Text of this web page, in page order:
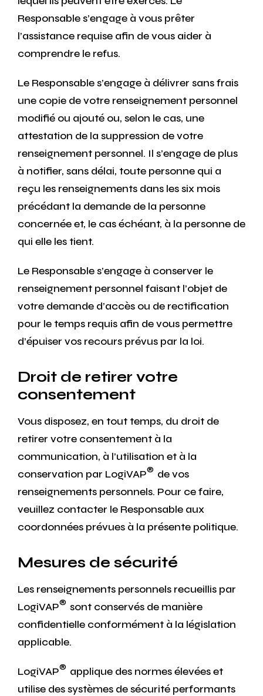
Responsable s’engage à vous prêter
l’assistance requise afin de vous aider à
comprendre le refus.
Le Responsable s’engage à délivrer sans frais
une copie de votre renseignement personnel
modifié ou ajouté ou, selon le cas, une
attestation de la suppression de votre
renseignement personnel. Il s’engage de plus
à notifier, sans délai, toute personne qui a
reçu les renseignements dans les six mois
précédant la demande de la personne
concernée et, le cas échéant, à la personne de
qui elle les tient.
Le Responsable s’engage à conserver le
renseignement personnel faisant l’objet de
votre demande d’accès ou de rectification
pour le temps requis afin de vous permettre
d’épuiser vos recours prévus par la loi.
Droit de retirer votre
consentement
Vous disposez, en tout temps, du droit de
retirer votre consentement à la
communication, à l’utilisation et à la
conservation par LogiVAP® de vos
renseignements personnels. Pour ce faire,
veuillez contacter le Responsable aux
coordonnées prévues à la présente politique.
Mesures de sécurité
Les renseignements personnels recueillis par
LogiVAP® sont conservés de manière
confidentielle conformément à la législation
applicable.
LogiVAP® applique des normes élevées et
utilise des systèmes de sécurité performants